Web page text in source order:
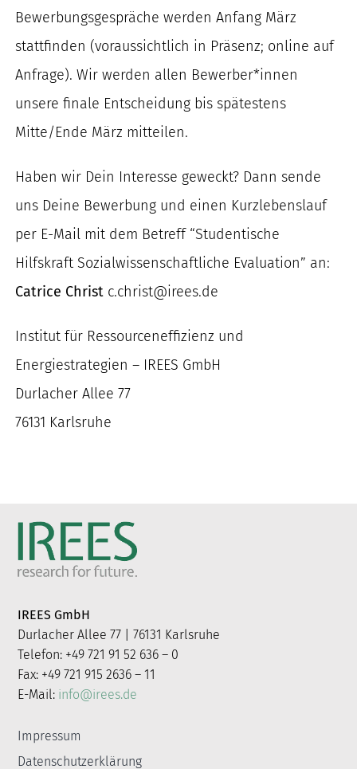
Bewerbungsgespräche werden Anfang März
stattfinden (voraussichtlich in Präsenz; online auf
Anfrage). Wir werden allen Bewerber*innen
unsere finale Entscheidung bis spätestens
Mitte/Ende März mitteilen.
Haben wir Dein Interesse geweckt? Dann sende
uns Deine Bewerbung und einen Kurzlebenslauf
per E-Mail mit dem Betreff “Studentische
Hilfskraft Sozialwissenschaftliche Evaluation” an:
Catrice Christ c.christ@irees.de
Institut für Ressourceneffizienz und
Energiestrategien – IREES GmbH
Durlacher Allee 77
76131 Karlsruhe
IREES GmbH
Durlacher Allee 77 | 76131 Karlsruhe
Telefon: +49 721 91 52 636 – 0
Fax: +49 721 915 2636 – 11
E-Mail: info@irees.de
Impressum
Datenschutzerklärung